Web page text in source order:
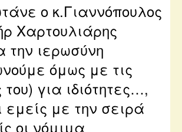
ο κ.Γιαννόπουλος
Χαρτουλιάρης
την ιερωσύνη
όμως με τις
για ιδιότητες…,
εμείς με την σειρά
οι νόμιμα